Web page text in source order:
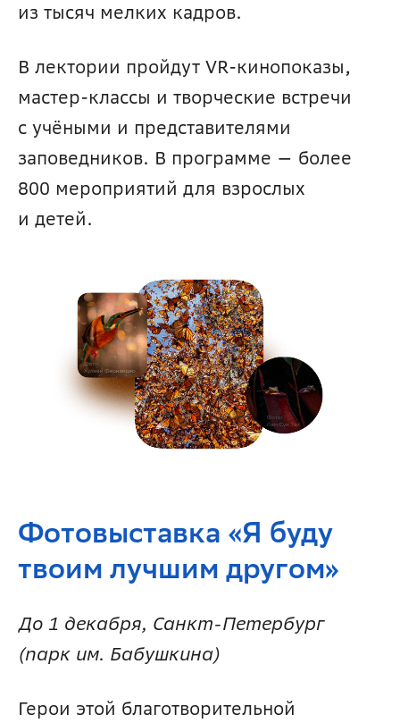
из тысяч мелких кадров.
В лектории пройдут VR-кинопоказы,
мастер-классы и творческие встречи
с учёными и представителями
заповедников. В программе — более
800 мероприятий для взрослых
и детей.
Фотовыставка «Я буду
твоим лучшим другом»
До 1 декабря, Санкт-Петербург
(парк им. Бабушкина)
Герои этой благотворительной